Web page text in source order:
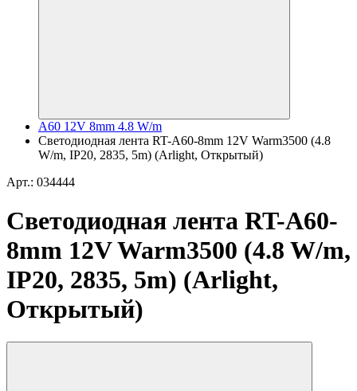
A60 12V 8mm 4.8 W/m
Светодиодная лента RT-A60-8mm 12V Warm3500 (4.8
W/m, IP20, 2835, 5m) (Arlight, Открытый)
Арт.: 034444
Светодиодная лента RT-A60-
8mm 12V Warm3500 (4.8 W/m,
IP20, 2835, 5m) (Arlight,
Открытый)